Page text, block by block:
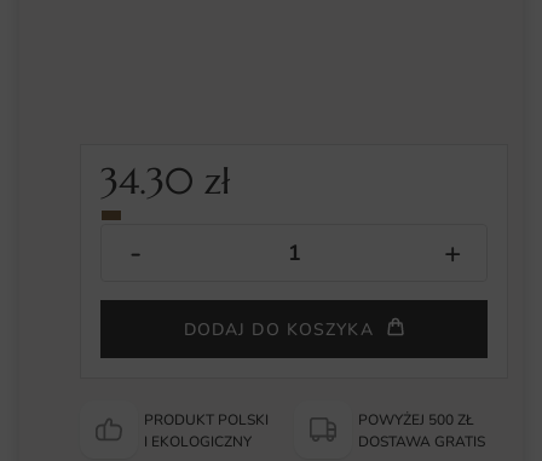
34.30zł
DODAJ DO KOSZYKA
PRODUKT POLSKI
I EKOLOGICZNY
POWYŻEJ 500 ZŁ
DOSTAWA GRATIS